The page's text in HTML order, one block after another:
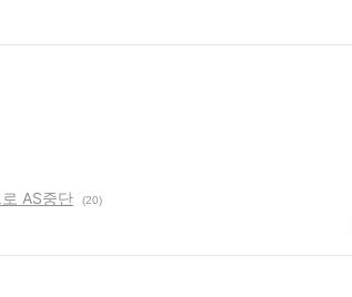
AS중단 (20)